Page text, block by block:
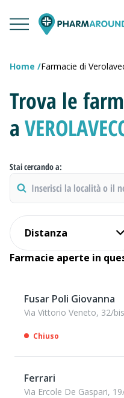
Home Farmacie di
Trova le
a
Stai cercando a:
Distanza
Farmacie aperte in
Fusar Poli Giovanna
Via Vittorio Veneto, 32/
Chiuso
Ferrari
Via Ercole De Gaspari,